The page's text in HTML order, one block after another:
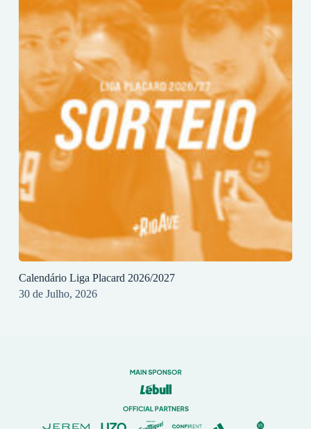
Calendário Liga Placard 2026/2027
30 de Julho, 2026